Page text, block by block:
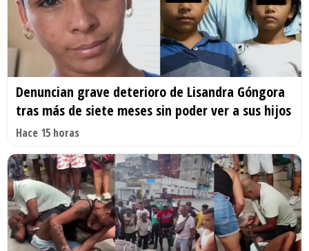
Denuncian grave deterioro de Lisandra Góngora
tras más de siete meses sin poder ver a sus hijos
Hace 15 horas